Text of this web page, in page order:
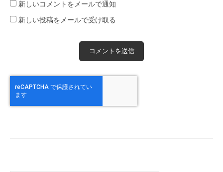
新しいコメントをメールで通知
新しい投稿をメールで受け取る